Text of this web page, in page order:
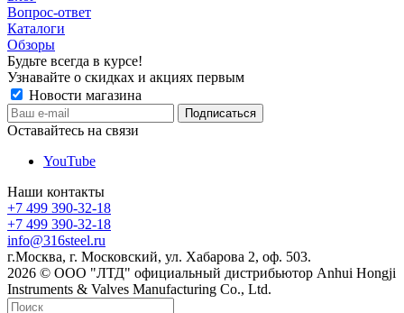
Вопрос-ответ
Каталоги
Обзоры
Будьте всегда в курсе!
Узнавайте о скидках и акциях первым
Новости магазина
Оставайтесь на связи
YouTube
Наши контакты
+7 499 390-32-18
+7 499 390-32-18
info@316steel.ru
г.Москва, г. Московский, ул. Хабарова 2, оф. 503.
2026 © ООО "ЛТД" официальный дистрибьютор Anhui Hongji
Instruments & Valves Manufacturing Co., Ltd.